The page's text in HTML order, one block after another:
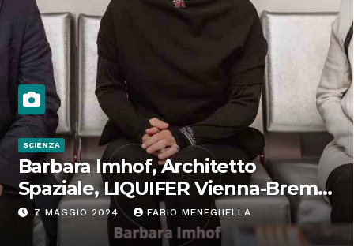
SCIENZA
Barbara Imhof, Architetto
Spaziale, LIQUIFER Vienna-Brema:
“Progettiamo habitat per lo
Spazio”
7 MAGGIO 2024 FABIO MENEGHELLA